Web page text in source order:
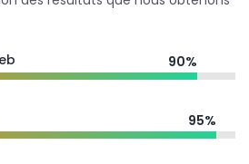
90%
95%